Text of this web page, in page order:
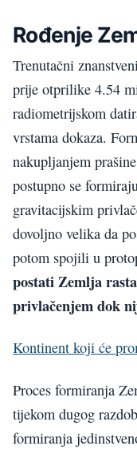
Rođenje
Trenutačni
prije otprilike 4.54
radiometrijskom
vrstama dokaza.
nakupljanjem
postupno se
gravitacijskim
dovoljno velika da
potom spojili u
postati Zemlja
privlačenjem dok
Kontinent koji će
Proces formiranja
tijekom dugog
formiranja